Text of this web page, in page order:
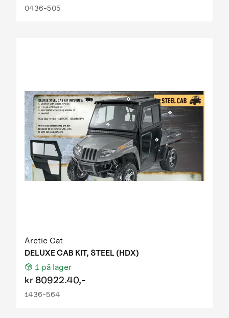
0436-505
Arctic Cat
DELUXE CAB KIT, STEEL (HDX)
1 på lager
kr80922.40,-
1436-564